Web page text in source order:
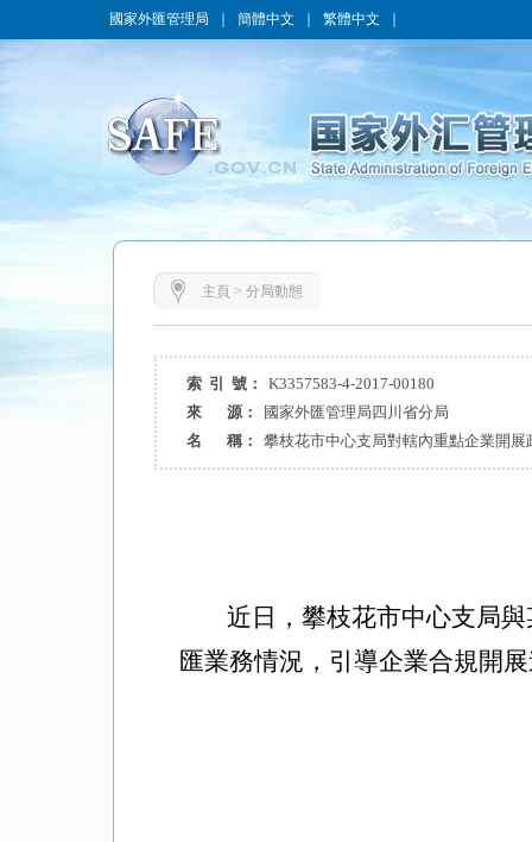
國家外匯管理局 簡體中文 繁體中文
主頁 > 分局動態
索 引 號：
K3357583-4-2017-00180
來 源：
國家外匯管理局四川省分局
名 稱：
攀枝花市中心支局對轄內重點企業開展
近日，攀枝花市中心支局
匯業務情況，引導企業合規開